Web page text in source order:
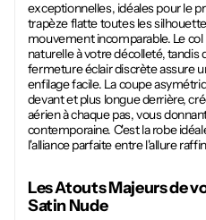
exceptionnelles, idéales pour le
trapèze flatte toutes les
mouvement incomparable. Le
naturelle à votre décolleté, tandis
fermeture éclair discrète assure
enfilage facile. La coupe
devant et plus longue derrière,
aérien à chaque pas, vous
contemporaine. C'est la robe
l'alliance parfaite entre l'allure
Les Atouts Majeurs de
Satin Nude